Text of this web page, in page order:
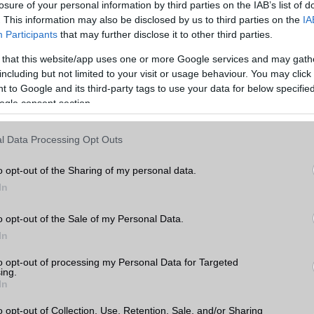
of your personal information by third parties on the IAB’s list of
This information may also be disclosed by us to third parties on the
Participants that may further disclose it to other third parties.
that this website/app uses one or more Google services and may
but not limited to your visit or usage behaviour. You may
to Google and its third-party tags to use your data for below
consent section.
Data Processing Opt Outs
opt-out of the Sharing of my personal data.
opt-out of the Sale of my Personal Data.
opt-out of processing my Personal Data for Targeted
opt-out of Collection, Use, Retention, Sale, and/or Sharing
előtt érdemes átgondolni, hogy mire is használnánk a készüléket. Ha
akkor például fontos lehet a nagy kijelző és a hosszú akkumulátor-
érdekel, hogy a legújabb és legjobb kamerával rendelkező készüléket szeretnéd,
amikor két mobiltelefont hasonlítunk össze, az ár. A mobiltelefonok széles
fontos, hogy az árakat összehasonlítsuk, és kiválasszuk a legjobb értéket
figyelembe kell vennünk a készülék belső hardverét, amely befolyásolja a
az egyik legfontosabb tényező, amikor egy mobiltelefont választunk. Az
azok számára, akik sokat utaznak, vagy sok időt töltenek el útközben. Az
és az energiatakarékos funkcióknak köszönhetően egyes készülékek
nagyon fontos tényező. A készülékek operációs rendszere befolyásolja a
iOS rendszerrel rendelkező készülékek szigorúbb biztonsági szabályokkal